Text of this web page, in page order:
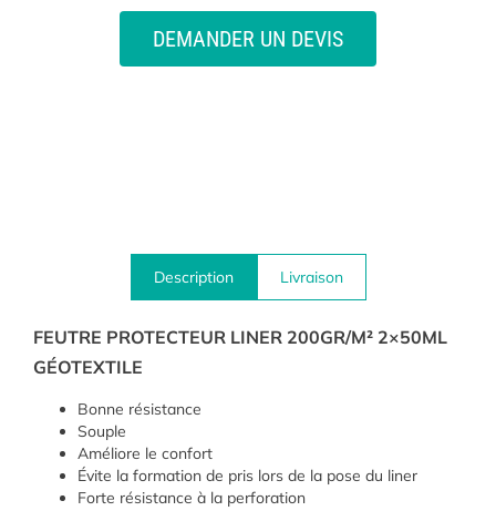
DEMANDER UN DEVIS
Description Livraison
FEUTRE PROTECTEUR LINER 200GR/M² 2×50ML
GÉOTEXTILE
Bonne résistance
Souple
Améliore le confort
Évite la formation de pris lors de la pose du liner
Forte résistance à la perforation